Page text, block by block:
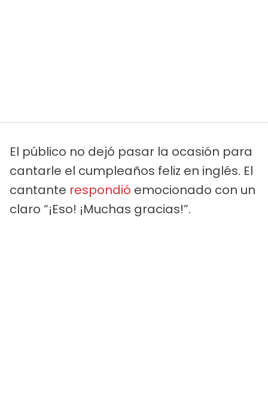
El público no dejó pasar la ocasión para
cantarle el cumpleaños feliz en inglés. El
cantante respondió emocionado con un
claro “¡Eso! ¡Muchas gracias!”.